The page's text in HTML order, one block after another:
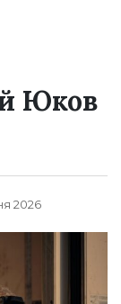
Юков
2026